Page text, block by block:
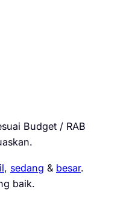
Budget / RAB
, sedang & besar.
baik.